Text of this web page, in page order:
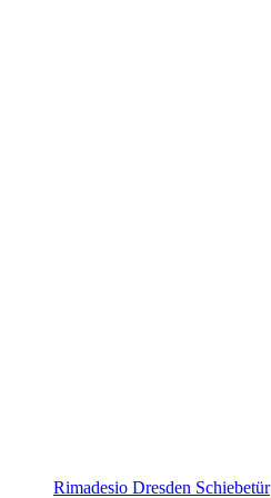
Rimadesio Dresden Schiebetür